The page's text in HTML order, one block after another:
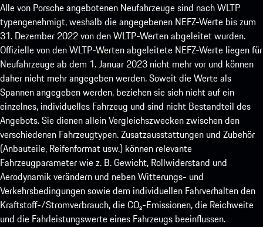
Alle von Porsche angebotenen Neufahrzeuge sind nach WLTP
typengenehmigt, weshalb die angegebenen NEFZ-Werte bis zum
31. Dezember 2022 von den WLTP-Werten abgeleitet wurden.
Offizielle von den WLTP-Werten abgeleitete NEFZ-Werte liegen für
Neufahrzeuge ab dem 1. Januar 2023 nicht mehr vor und können
daher nicht mehr angegeben werden. Soweit die Werte als
Spannen angegeben werden, beziehen sie sich nicht auf ein
einzelnes, individuelles Fahrzeug und sind nicht Bestandteil des
Angebots. Sie dienen allein Vergleichszwecken zwischen den
verschiedenen Fahrzeugtypen. Zusatzausstattungen und Zubehör
(Anbauteile, Reifenformat usw.) können relevante
Fahrzeugparameter wie z. B. Gewicht, Rollwiderstand und
Aerodynamik verändern und neben Witterungs- und
Verkehrsbedingungen sowie dem individuellen Fahrverhalten den
Kraftstoff-/Stromverbrauch, die CO₂-Emissionen, die Reichweite
und die Fahrleistungswerte eines Fahrzeugs beeinflussen.